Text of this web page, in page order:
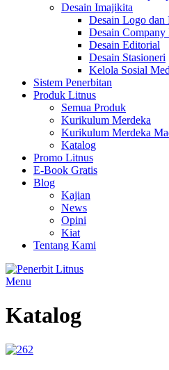
Desain Imajikita
Desain Logo dan
Desain Company
Desain Editorial
Desain Stasioneri
Kelola Sosial
Sistem Penerbitan
Produk Litnus
Semua Produk
Kurikulum Merdeka
Kurikulum Merdeka
Katalog
Promo Litnus
E-Book Gratis
Blog
Kajian
News
Opini
Kiat
Tentang Kami
Menu
Katalog